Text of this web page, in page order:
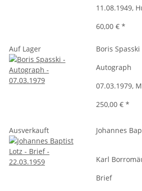
11.08.1949,
60,00 €*
Auf Lager
Boris Spasski
Autograph
07.03.1979,
250,00 €*
Ausverkauft Johannes
Karl
Brief